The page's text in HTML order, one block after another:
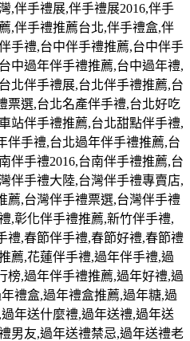
,伴手禮展,伴手禮展2016,伴手
,伴手禮推薦台北,伴手禮盒,伴
手禮,台中伴手禮推薦,台中伴手
台中過年伴手禮推薦,台中過年禮,
台北伴手禮展,台北伴手禮推薦,台
票選,台北名產伴手禮,台北好吃
站伴手禮推薦,台北甜點伴手禮,
伴手禮,台北過年伴手禮推薦,台
伴手禮2016,台南伴手禮推薦,台
伴手禮大陸,台灣伴手禮專賣店,
薦,台灣伴手禮票選,台灣伴手禮
,彰化伴手禮推薦,新竹伴手禮,
禮,春節伴手禮,春節好禮,春節禮
薦,花蓮伴手禮,過年伴手禮,過
榜,過年伴手禮推薦,過年好禮,過
禮盒,過年禮盒推薦,過年糖,過
,過年送什麼禮,過年送禮,過年送
男友,過年送禮禁忌,過年送禮老